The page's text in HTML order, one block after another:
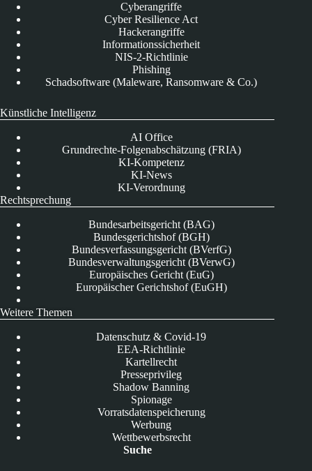
Cyberangriffe
Cyber Resilience Act
Hackerangriffe
Informationssicherheit
NIS-2-Richtlinie
Phishing
Schadsoftware (Maleware, Ransomware & Co.)
Künstliche Intelligenz
AI Office
Grundrechte-Folgenabschätzung (FRIA)
KI-Kompetenz
KI-News
KI-Verordnung
Rechtsprechung
Bundesarbeitsgericht (BAG)
Bundesgerichtshof (BGH)
Bundesverfassungsgericht (BVerfG)
Bundesverwaltungsgericht (BVerwG)
Europäisches Gericht (EuG)
Europäischer Gerichtshof (EuGH)
Weitere Themen
Datenschutz & Covid-19
EEA-Richtlinie
Kartellrecht
Presseprivileg
Shadow Banning
Spionage
Vorratsdatenspeicherung
Werbung
Wettbewerbsrecht
Suche